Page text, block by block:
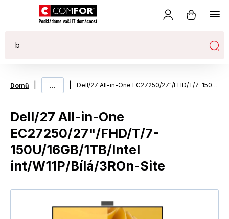
Domů ... Dell/27 All-in-One EC27250/27"/FHD/T/7-150U/16GB/1TB/Intel int/W11P/Bílá/3ROn-Site
Dell/27 All-in-One
EC27250/27"/FHD/T/7-
150U/16GB/1TB/Intel
int/W11P/Bílá/3ROn-Site